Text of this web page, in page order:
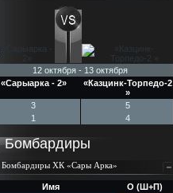
12 октября - 13 октября
«Сарыарка - 2»
«Казцинк-Торпедо-2
»
3
5
1
4
Бомбардиры
Бомбардиры ХК «Сары Арка»
Имя
О (Ш+П)